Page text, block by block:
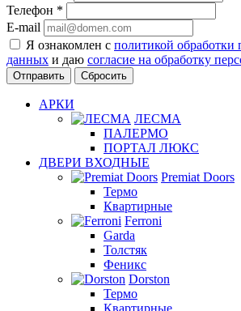
Телефон *
E-mail
Я ознакомлен с политикой обработки
данных и даю согласие на обработку
Сбросить
АРКИ
ЛЕСМА
ПАЛЕРМО
ПОРТАЛ ЛЮКС
ДВЕРИ ВХОДНЫЕ
Premiat Doors
Термо
Квартирные
Ferroni
Garda
Толстяк
Феникс
Dorston
Термо
Квартирные